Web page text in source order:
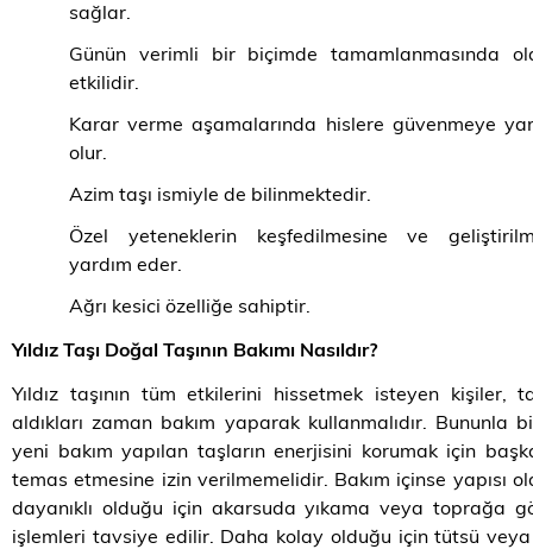
sağlar.
Günün verimli bir biçimde tamamlanmasında
etkilidir.
Karar verme aşamalarında hislere güvenmeye
olur.
Azim taşı ismiyle de bilinmektedir.
Özel yeteneklerin keşfedilmesine ve
yardım eder.
Ağrı kesici özelliğe sahiptir.
Yıldız Taşı Doğal Taşının Bakımı Nasıldır?
Yıldız taşının tüm etkilerini hissetmek isteyen kişiler,
aldıkları zaman bakım yaparak kullanmalıdır. Bununla
yeni bakım yapılan taşların enerjisini korumak için
temas etmesine izin verilmemelidir. Bakım içinse yapısı
dayanıklı olduğu için akarsuda yıkama veya toprağa
işlemleri tavsiye edilir. Daha kolay olduğu için tütsü